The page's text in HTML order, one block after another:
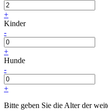
+
Kinder
-
+
Hunde
-
+
Bitte geben Sie die Alter der